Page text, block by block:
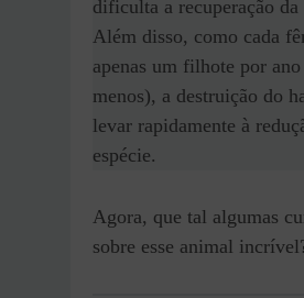
dificulta a recuperação da
Além disso, como cada
apenas um filhote por
menos), a destruição do
levar rapidamente à
espécie.
Agora, que tal algumas
sobre esse animal